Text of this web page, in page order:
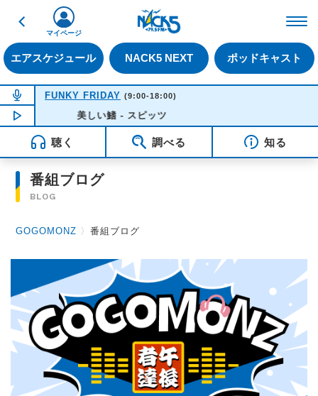
戻る
エアスケジュール NACK5 NEXT ポッドキャスト
マイページ
NOW ON AIR
FUNKY FRIDAY (9:00-18:00)
NOW PLAYING13:57
美しい鰭 - スピッツ
聴く 調べる 知る
番組ブログ
BLOG
GOGOMONZ 〉番組ブログ